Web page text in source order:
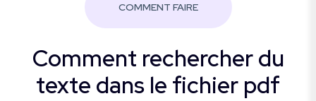
COMMENT FAIRE
Comment rechercher du
texte dans le fichier pdf